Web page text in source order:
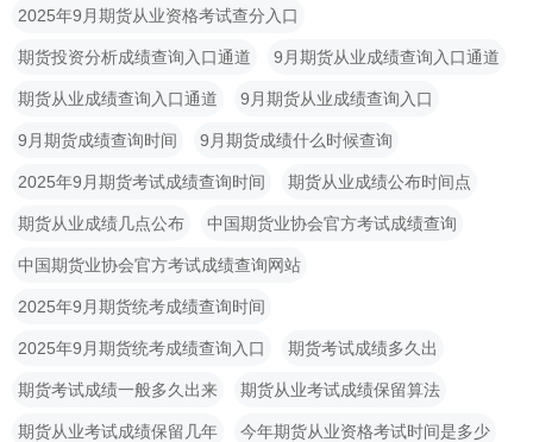
2025年9月期货从业资格考试查分入口
期货投资分析成绩查询入口通道 9月期货从业成绩查询入口通道
期货从业成绩查询入口通道 9月期货从业成绩查询入口
9月期货成绩查询时间 9月期货成绩什么时候查询
2025年9月期货考试成绩查询时间 期货从业成绩公布时间点
期货从业成绩几点公布 中国期货业协会官方考试成绩查询
中国期货业协会官方考试成绩查询网站
2025年9月期货统考成绩查询时间
2025年9月期货统考成绩查询入口 期货考试成绩多久出
期货考试成绩一般多久出来 期货从业考试成绩保留算法
期货从业考试成绩保留几年 今年期货从业资格考试时间是多少